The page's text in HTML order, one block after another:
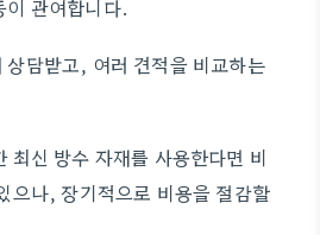
이 관여합니다.
상담받고, 여러 견적을 비교하는
최신 방수 자재를 사용한다면 비
으나, 장기적으로 비용을 절감할